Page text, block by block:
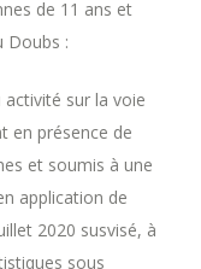
de 11 ans et
Doubs :
sur la voie
en présence de
et soumis à une
application de
2020 susvisé, à
sous